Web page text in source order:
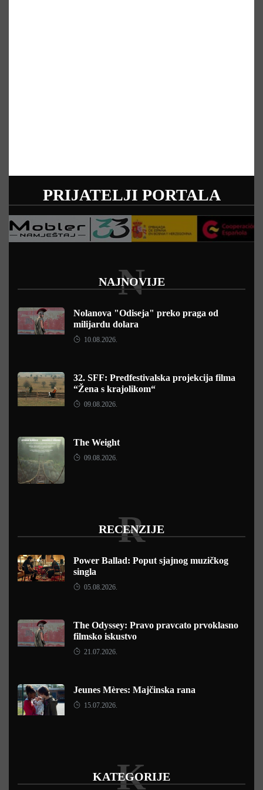
PRIJATELJI PORTALA
NAJNOVIJE
N
Nolanova "Odiseja" preko praga od
milijardu dolara
10.08.2026.
32. SFF: Predfestivalska projekcija filma
“Žena s krajolikom“
09.08.2026.
The Weight
09.08.2026.
RECENZIJE
R
Power Ballad: Poput sjajnog muzičkog
singla
05.08.2026.
The Odyssey: Pravo pravcato prvoklasno
filmsko iskustvo
21.07.2026.
Jeunes Mères: Majčinska rana
15.07.2026.
KATEGORIJE
K